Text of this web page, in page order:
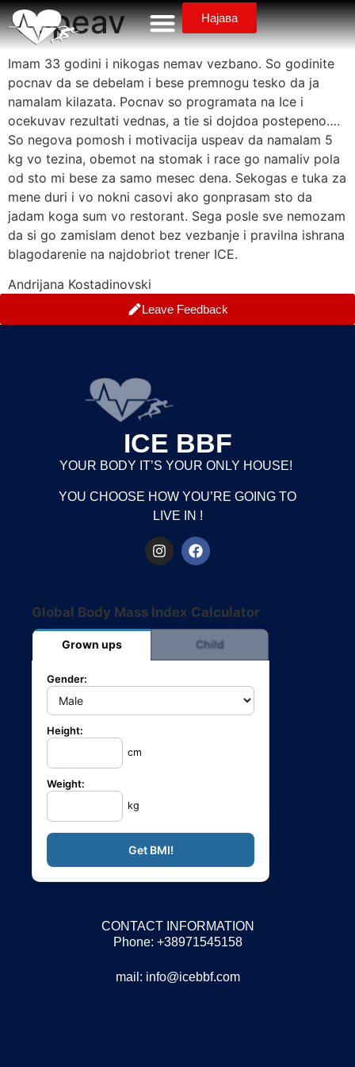
Најава
uspeav
Imam 33 godini i nikogas nemav vezbano. So godinite
pocnav da se debelam i bese premnogu tesko da ja
namalam kilazata. Pocnav so programata na Ice i
ocekuvav rezultati vednas, a tie si dojdoa postepeno….
So negova pomosh i motivacija uspeav da namalam 5
kg vo tezina, obemot na stomak i race go namaliv pola
od sto mi bese za samo mesec dena. Sekogas e tuka za
mene duri i vo nokni casovi ako gonprasam sto da
jadam koga sum vo restorant. Sega posle sve nemozam
da si go zamislam denot bez vezbanje i pravilna ishrana
blagodarenie na najdobriot trener ICE.
Andrijana Kostadinovski
Leave Feedback
ICE BBF
YOUR BODY IT’S YOUR ONLY HOUSE!
YOU CHOOSE HOW YOU’RE GOING TO
LIVE IN !
Global Body Mass Index Calculator
Grown ups Child
Gender:
Height:
cm
Weight:
kg
CONTACT INFORMATION
Phone: +38971545158
mail: info@icebbf.com